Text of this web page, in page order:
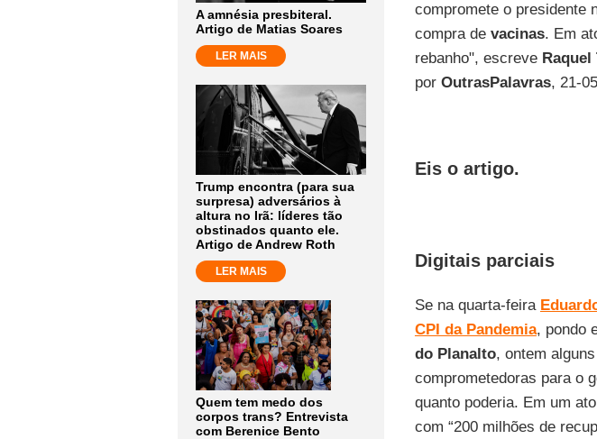
A amnésia presbiteral.
Artigo de Matias Soares
LER MAIS
Trump encontra (para sua
surpresa) adversários à
altura no Irã: líderes tão
obstinados quanto ele.
Artigo de Andrew Roth
LER MAIS
Quem tem medo dos
corpos trans? Entrevista
com Berenice Bento
compromete o presidente
compra de vacinas. Em
rebanho", escreve Raquel
por OutrasPalavras, 21-
Eis o artigo.
Digitais parciais
Se na quarta-feira
CPI da Pandemia, pondo
do Planalto, ontem
comprometedoras para o
quanto poderia. Em um
com “200 milhões de